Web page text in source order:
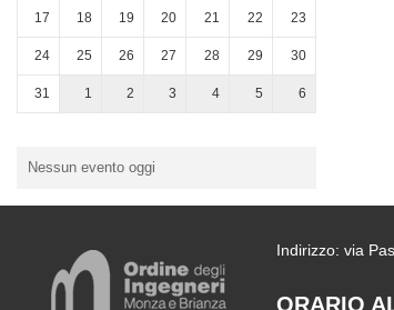
17 18 19 20 21 22 23
24 25 26 27 28 29 30
31 1 2 3 4 5 6
Nessun evento oggi
Indirizzo: via
ORARIO